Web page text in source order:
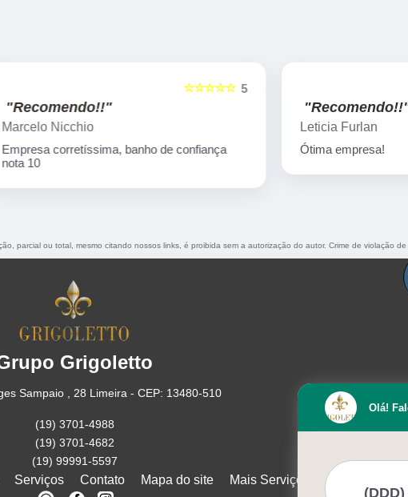
5
☆☆☆☆☆
Nicchio
corretíssima, banho de confiança
"Recomendo!!"
Leticia Furlan
Ótima empresa!
parcial ou total, mesmo citando nossos links, é proibida sem a autorização do autor. Crime de violação
Grigoletto
Sampaio , 28 Limeira - CEP: 13480-510
(19) 3701-4988
(19) 3701-4682
(19) 99991-5597
Serviços Contato Mapa do site Mais Serviços
Olá!